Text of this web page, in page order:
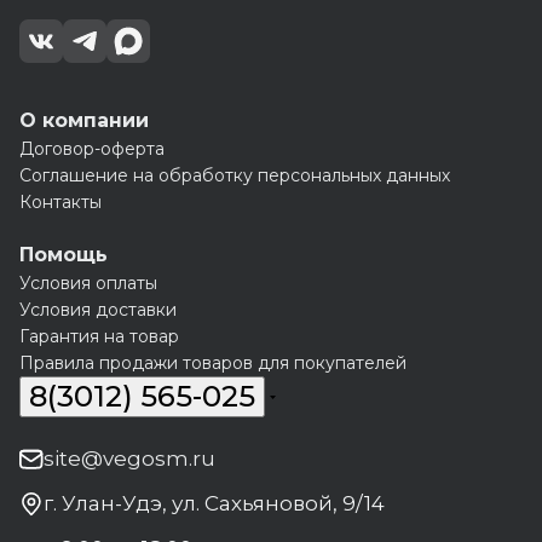
О компании
Договор-оферта
Соглашение на обработку персональных данных
Контакты
Помощь
Условия оплаты
Условия доставки
Гарантия на товар
Правила продажи товаров для покупателей
8(3012) 565-025
site@vegosm.ru
г. Улан-Удэ, ул. Сахьяновой, 9/14